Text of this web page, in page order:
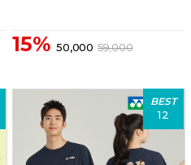
15% 50,000 59,000
BEST
12